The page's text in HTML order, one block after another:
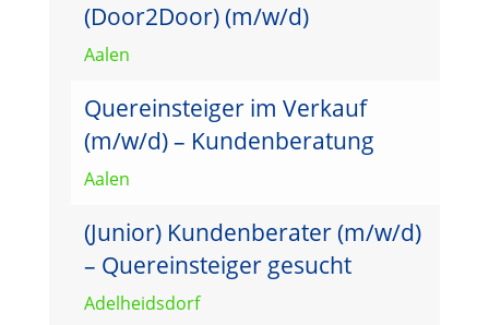
(Door2Door) (m/w/d)
Aalen
Quereinsteiger im Verkauf
(m/w/d) – Kundenberatung
Aalen
(Junior) Kundenberater (m/w/d)
– Quereinsteiger gesucht
Adelheidsdorf